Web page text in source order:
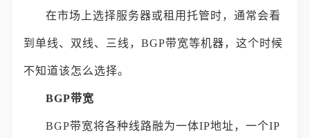
在市场上选择服务器或租用托管时，通常会看
到单线、双线、三线，BGP带宽等机器，这个时候
不知道该怎么选择。
BGP带宽
BGP带宽将各种线路融为一体IP地址，一个IP